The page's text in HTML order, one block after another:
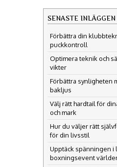
SENASTE INLÄGGEN
Förbättra din
puckkontroll
Optimera teknik och
vikter
Förbättra synligheten
bakljus
Välj rätt hardtail för
och mark
Hur du väljer rätt
för din livsstil
Upptäck spänningen i
boxningsevent